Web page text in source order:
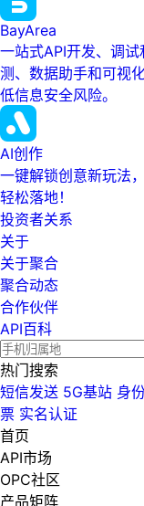
BayArea
一站式API开发、调
测、数据助手和可视
低信息安全风险。
AI创作
一键解锁创意新玩法
轻松落地！
投资者关系
关于
关于聚合
聚合动态
合作伙伴
API百科
热门搜索
短信发送 5G基站 身
票 实名认证
首页
API市场
OPC社区
产品矩阵